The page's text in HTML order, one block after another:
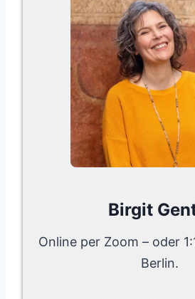
Birgit
Online per Zoom – oder
Berlin.